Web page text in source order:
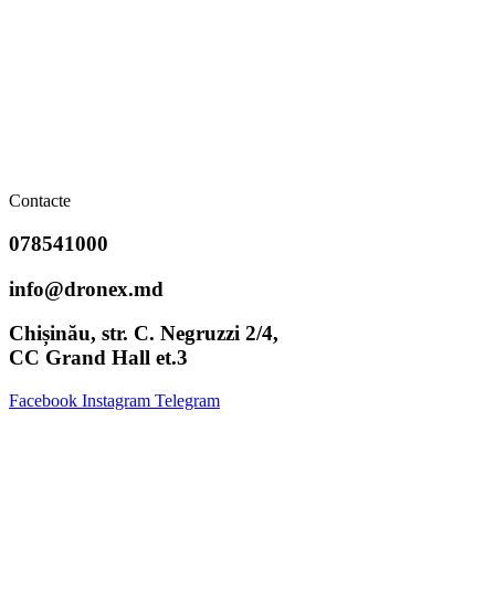
Contacte
078541000
info@dronex.md
Chișinău, str. C. Negruzzi 2/4,
CC Grand Hall et.3
Facebook Instagram Telegram